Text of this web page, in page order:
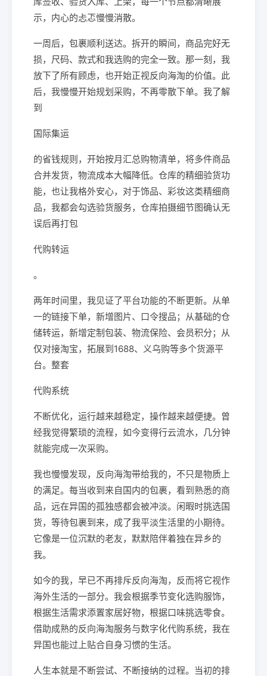
示，内心的忐忑慢慢消散。
一周后，包裹顺利送达。拆开的瞬间，商品完好无
损，尺码、款式和我选购的完全一致。那一刻，我
放下了所有顾虑，也开始正视反向海淘的价值。此
后，我慢慢开始规划采购，不再零散下单。我了解
到
国际集运
的省钱规则，开始按月汇总购物清单，将多件商品
合并发货，物流成本大幅降低。仓库的精细验货功
能，也让我格外安心，对于饰品、彩妆这类精细商
品，我都会勾选验货服务，仓库拍摄细节图确认无
误后再打包
代购转运
。
两年时间里，我见证了平台功能的不断更新。从单
一的链接下单，新增图片、口令搜品；从基础的仓
储转运，新增定制包装、物流保险、会员积分；从
仅对接淘宝，拓展到1688、义乌购等多个货源平
台。整套
代购系统
不断优化，运行越来越稳定，操作越来越便捷。曾
经我觉得繁琐的流程，如今变得行云流水，几分钟
就能完成一次采购。
我也慢慢发现，反向海淘带给我的，不只是物质上
的满足。每当收到来自国内的包裹，看到熟悉的商
品，远在异国的孤独感都会被冲淡。闲暇时挑选国
货，等待包裹到来，成了我平淡生活里的小期待。
它像是一位沉默的老友，默默陪伴着独在异乡的
我。
如今的我，早已不再排斥反向海淘，反而将它视作
海外生活的一部分。我会根据季节变化选购服饰，
根据生活需求添置家居好物，根据口味挑选零食。
借助成熟的反向海淘服务与数字化代购系统，我在
异国也能过上贴合自身习惯的生活。
人生本就是不断尝试、不断接纳的过程。当初的排